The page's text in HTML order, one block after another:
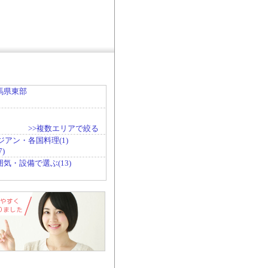
県東部
>>複数エリアで絞る
アン・各国料理(1)
気・設備で選ぶ(13)